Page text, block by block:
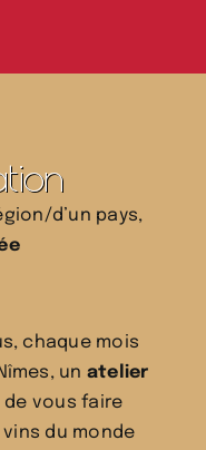
d’un pays,
chaque mois
un atelier
de vous faire
du monde